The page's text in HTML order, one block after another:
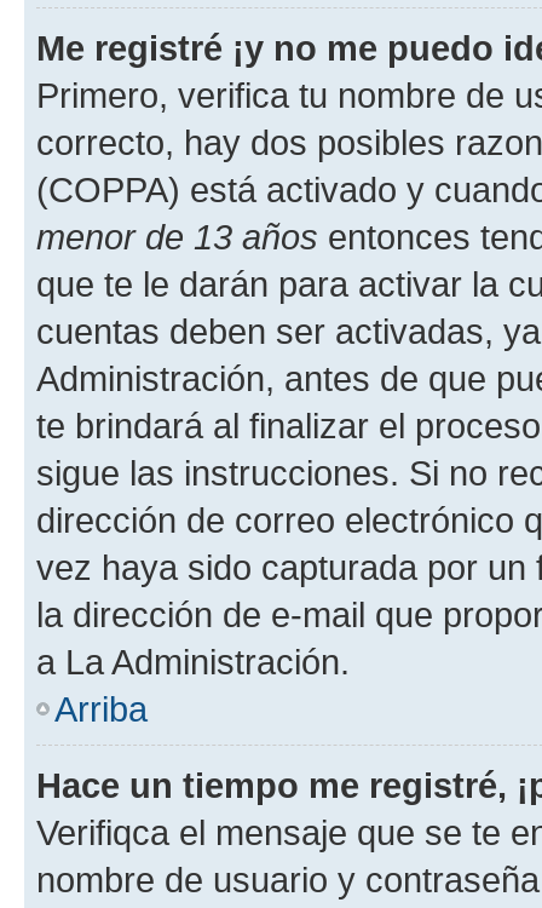
Me registré ¡y no me puedo
Primero, verifica tu nombre de
correcto, hay dos posibles
(COPPA) está activado y
menor de 13 años entonces
que te le darán para activar la
cuentas deben ser activadas,
Administración, antes de que
te brindará al finalizar el
sigue las instrucciones. Si no
dirección de correo electrónico
vez haya sido capturada por
la dirección de e-mail que
a La Administración.
Arriba
Hace un tiempo me registré,
Verifiqca el mensaje que se te
nombre de usuario y